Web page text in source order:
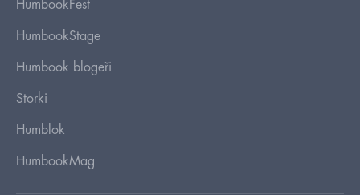
HumbookFest
HumbookStage
Humbook blogeři
Storki
Humblok
HumbookMag